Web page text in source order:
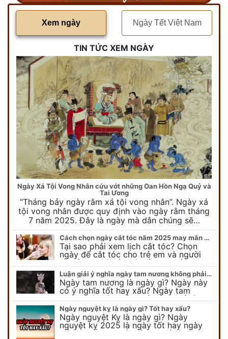
Xem ngày Ngày Tết Việt Nam
TIN TỨC XEM NGÀY
Ngày Xá Tội Vong Nhân cứu vớt những Oan Hồn Ngạ Quỷ và
Tai Ương
“Tháng bảy ngày rằm xá tội vong nhân”. Ngày xá
tội vong nhân được quy định vào ngày rằm tháng
7 năm 2025. Đây là ngày mà dân chúng sẽ…
Cách chọn ngày cắt tóc năm 2025 may mắn cho cả trẻ em và người lớn
Tại sao phải xem lịch cắt tóc? Chọn
ngày để cắt tóc cho trẻ em và người
lớn cần lưu ý điều gì để gặp nhiều may
mắn ? Khi…
Luận giải ý nghĩa ngày tam nương không phải ai cũng biết
Ngày tam nương là ngày gì? Ngày này
có ý nghĩa tốt hay xấu? Ngày tam
nương sát có nguồn gốc như thế nào?
Cần kiêng kỵ điều gì khi…
Ngày nguyệt kỵ là ngày gì? Tốt hay xấu?
Ngày nguyệt Kỵ là ngày gì? Ngày
nguyệt kỵ 2025 là ngày tốt hay ngày
xấu, xem ngay để biết chi tiết ý nghĩa